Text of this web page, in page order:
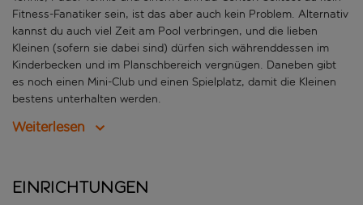
Fitness-Fanatiker sein, ist das aber auch kein Problem. Alternativ
kannst du auch viel Zeit am Pool verbringen, und die lieben
Kleinen (sofern sie dabei sind) dürfen sich währenddessen im
Kinderbecken und im Planschbereich vergnügen. Daneben gibt
es noch einen Mini-Club und einen Spielplatz, damit die Kleinen
bestens unterhalten werden.
Weiterlesen
Einrichtungen